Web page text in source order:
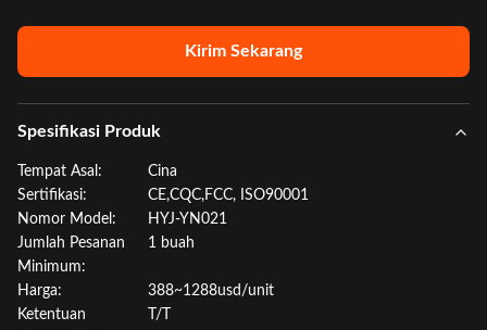
Kirim Sekarang
Spesifikasi Produk
Tempat Asal:
Cina
Sertifikasi:
CE,CQC,FCC, ISO90001
Nomor Model:
HYJ-YN021
Jumlah Pesanan
Minimum:
1 buah
Harga:
388~1288usd/unit
Ketentuan
T/T